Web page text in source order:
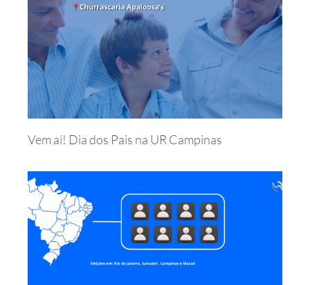
Vem aí! Dia dos Pais na UR Campinas